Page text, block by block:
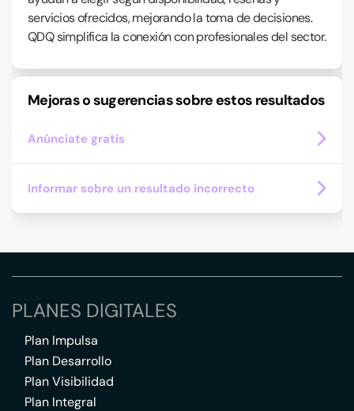
servicios ofrecidos, mejorando la toma de decisiones.
QDQ simplifica la conexión con profesionales del sector.
Mejoras o sugerencias sobre estos resultados
Anúnciate gratis
Informar sobre un resultado incorrecto
PLANES DIGITALES
Plan Impulsa
Plan Desarrollo
Plan Visibilidad
Plan Integral